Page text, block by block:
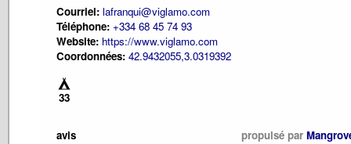
Courriel: lafranqui@viglamo.com
Téléphone: +334 68 45 74 93
Website: https://www.viglamo.com
Coordonnées: 42.9432055,3.0319392
33
avis propulsé par